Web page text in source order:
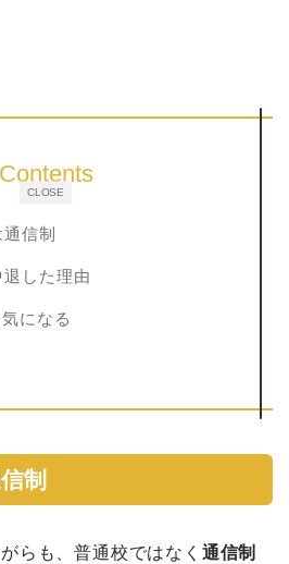
CLOSE
Contents
信制
した理由
になる
制
らも、普通校ではなく 通信制